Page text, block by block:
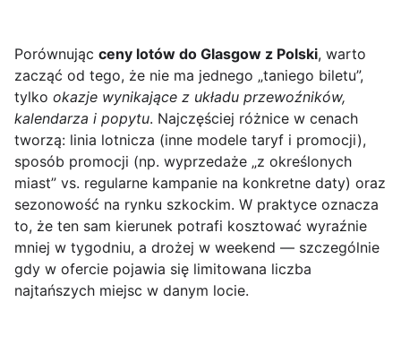
Porównując ceny lotów do Glasgow z Polski, warto
zacząć od tego, że nie ma jednego „taniego biletu”,
tylko okazje wynikające z układu przewoźników,
kalendarza i popytu. Najczęściej różnice w cenach
tworzą: linia lotnicza (inne modele taryf i promocji),
sposób promocji (np. wyprzedaże „z określonych
miast” vs. regularne kampanie na konkretne daty) oraz
sezonowość na rynku szkockim. W praktyce oznacza
to, że ten sam kierunek potrafi kosztować wyraźnie
mniej w tygodniu, a drożej w weekend — szczególnie
gdy w ofercie pojawia się limitowana liczba
najtańszych miejsc w danym locie.